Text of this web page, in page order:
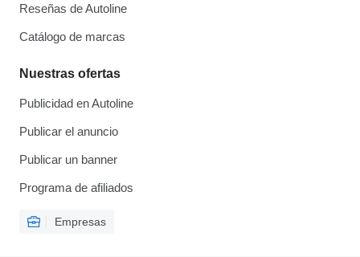
Reseñas de Autoline
Catálogo de marcas
Nuestras ofertas
Publicidad en Autoline
Publicar el anuncio
Publicar un banner
Programa de afiliados
Empresas